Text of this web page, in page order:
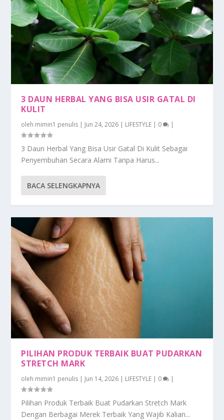
3 DAUN HERBAL YANG BISA USIR GATAL DI
KULIT
oleh mimin1 penulis Jun 24, 2026 LIFESTYLE 0
3 Daun Herbal Yang Bisa Usir Gatal Di Kulit Sebagai
Penyembuhan Secara Alami Tanpa Harus...
BACA SELENGKAPNYA
PILIHAN PRODUK TERBAIK BUAT PUDARKAN
STRETCH MARK
oleh mimin1 penulis | Jun 14, 2026 | LIFESTYLE | 0 |
Pilihan Produk Terbaik Buat Pudarkan Stretch Mark
Dengan Berbagai Merek Terbaik Yang Wajib Kalian...